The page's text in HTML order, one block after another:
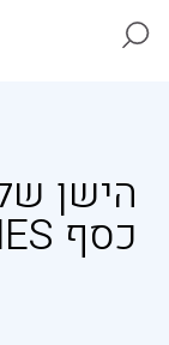
הישן
כסף MES -ה